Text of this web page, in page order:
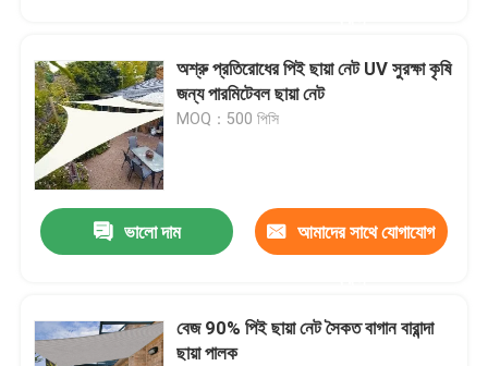
অশ্রু প্রতিরোধের পিই ছায়া নেট UV সুরক্ষা কৃষি
জন্য পারমিটেবল ছায়া নেট
MOQ：500 পিসি
ভালো দাম আমাদের সাথে যোগাযোগ
বেজ 90% পিই ছায়া নেট সৈকত বাগান বারান্দা
ছায়া পালক